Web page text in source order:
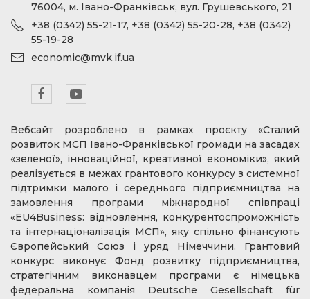
76004, м. Івано-Франківськ, вул. Грушевського, 21
+38 (0342) 55-21-17, +38 (0342) 55-20-28, +38 (0342)
55-19-28
economic@mvk.if.ua
Вебсайт розроблено в рамках проєкту «Сталий
розвиток МСП Івано-Франківської громади на засадах
«зеленої», інноваційної, креативної економіки», який
реалізується в межах грантового конкурсу з системної
підтримки малого і середнього підприємництва на
замовлення програми міжнародної співпраці
«EU4Business: відновлення, конкурентоспроможність
та інтернаціоналізація МСП», яку спільно фінансують
Європейський Союз і уряд Німеччини. Грантовий
конкурс виконує Фонд розвитку підприємництва,
стратегічним виконавцем програми є німецька
федеральна компанія Deutsche Gesellschaft für